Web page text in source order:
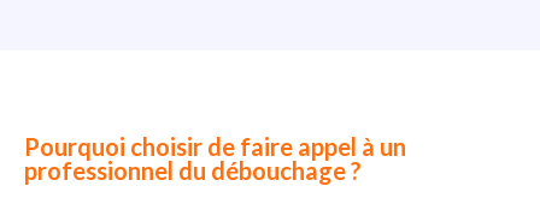
Pourquoi choisir de faire appel à un
professionnel du débouchage ?